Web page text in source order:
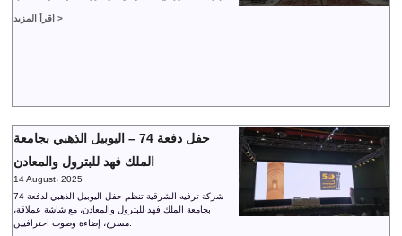
اقرأ المزيد >
حفل دفعة 74 – اليوبيل الذهبي بجامعة
الملك فهد للبترول والمعادن
14 August، 2025
شركة ترفيه الشرقية تنظم حفل اليوبيل الذهبي لدفعة 74
بجامعة الملك فهد للبترول والمعادن، مع شاشة عملاقة،